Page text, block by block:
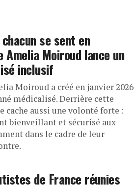
se sent en
Moiroud lance un
inclusif
Moiroud a créé en janvier 2026
médicalisé. Derrière cette
aussi une volonté forte :
bienveillant et sécurisé aux
dans le cadre de leur
de France réunies